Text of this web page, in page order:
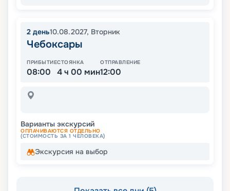
2 день10.08.2027, Вторник
Чебоксары
ПРИБЫТИЕ
08:00
СТОЯНКА
4 ч 00 мин
ОТПРАВЛЕНИЕ
12:00
Варианты экскурсий
ОПЛАЧИВАЮТСЯ ОТДЕЛЬНО
(СТОИМОСТЬ ЗА 1 ЧЕЛОВЕКА)
Экскурсия на выбор